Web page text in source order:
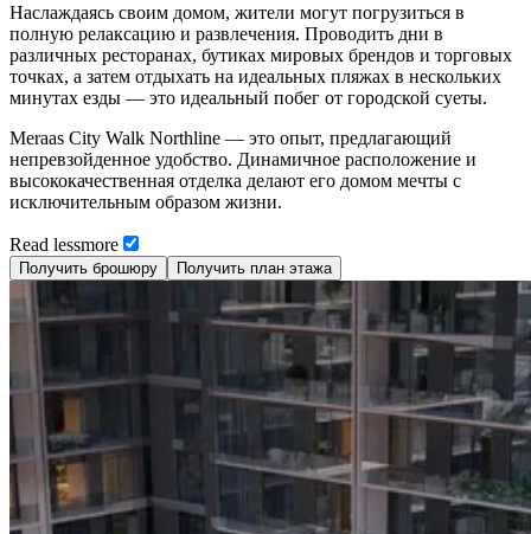
Наслаждаясь своим домом, жители могут погрузиться в
полную релаксацию и развлечения. Проводить дни в
различных ресторанах, бутиках мировых брендов и торговых
точках, а затем отдыхать на идеальных пляжах в нескольких
минутах езды — это идеальный побег от городской суеты.
Meraas City Walk Northline — это опыт, предлагающий
непревзойденное удобство. Динамичное расположение и
высококачественная отделка делают его домом мечты с
исключительным образом жизни.
Read lessmore
Получить брошюру Получить план этажа